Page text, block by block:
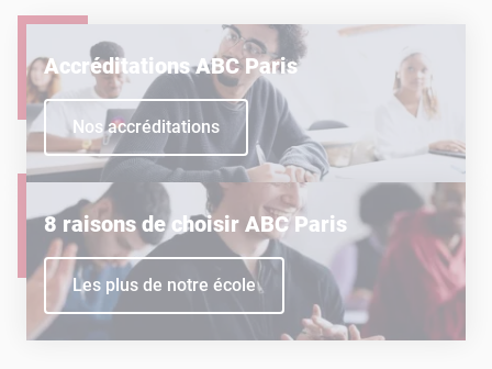
Accréditations ABC Paris
Nos accréditations
8 raisons de choisir ABC Paris
Les plus de notre école